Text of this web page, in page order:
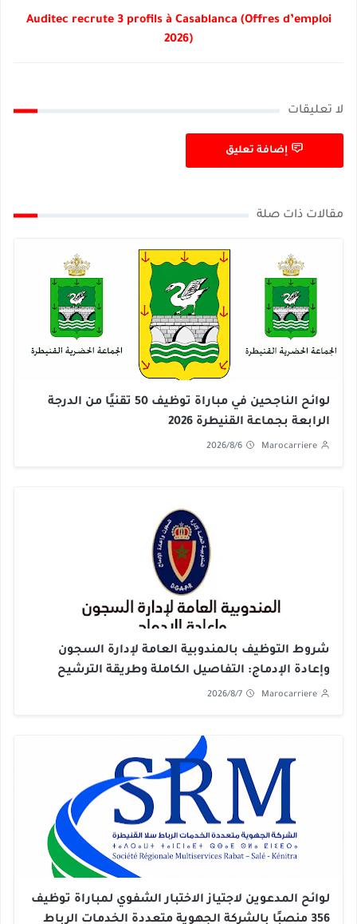
Auditec recrute 3 profils à Casablanca (Offres d’emploi
2026)
لا تعليقات
إضافة تعليق
مقالات ذات صلة
لوائح الناجحين في مباراة توظيف 50 تقنيًا من الدرجة
الرابعة بجماعة القنيطرة 2026
Marocarriere
2026/8/6
شروط التوظيف بالمندوبية العامة لإدارة السجون
وإعادة الإدماج: التفاصيل الكاملة وطريقة الترشيح
Marocarriere
2026/8/7
لوائح المدعوين لاجتياز الاختبار الشفوي لمباراة توظيف
356 منصبًا بالشركة الجهوية متعددة الخدمات الرباط